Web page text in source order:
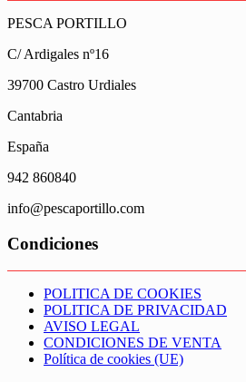
PESCA PORTILLO
C/ Ardigales nº16
39700 Castro Urdiales
Cantabria
España
942 860840
info@pescaportillo.com
Condiciones
POLITICA DE COOKIES
POLITICA DE PRIVACIDAD
AVISO LEGAL
CONDICIONES DE VENTA
Política de cookies (UE)